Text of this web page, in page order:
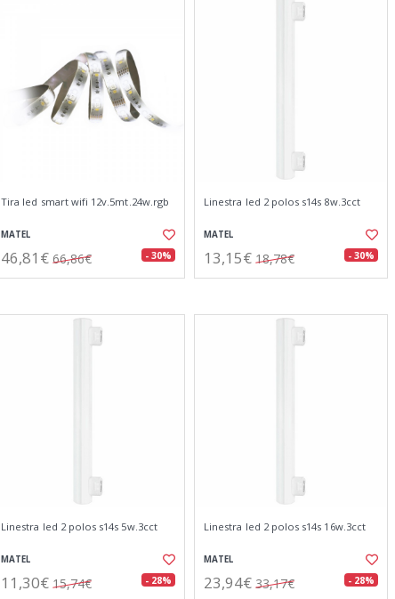
Tira led smart wifi 12v.5mt.24w.rgb
MATEL
46,81€ 66,86€ - 30%
Linestra led 2 polos s14s 8w.3cct
MATEL
13,15€ 18,78€ - 30%
Linestra led 2 polos s14s 5w.3cct
MATEL
11,30€ 15,74€ - 28%
Linestra led 2 polos s14s 16w.3cct
MATEL
23,94€ 33,17€ - 28%